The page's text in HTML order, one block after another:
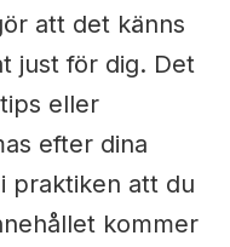
att det känns
just för dig. Det
eller
efter dina
praktiken att du
kommer